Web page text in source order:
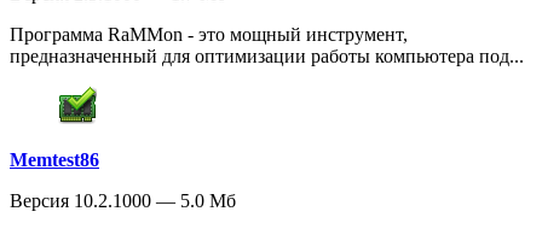
Программа RaMMon - это мощный инструмент,
предназначенный для оптимизации работы компьютера под...
Memtest86
Версия 10.2.1000 — 5.0 Мб